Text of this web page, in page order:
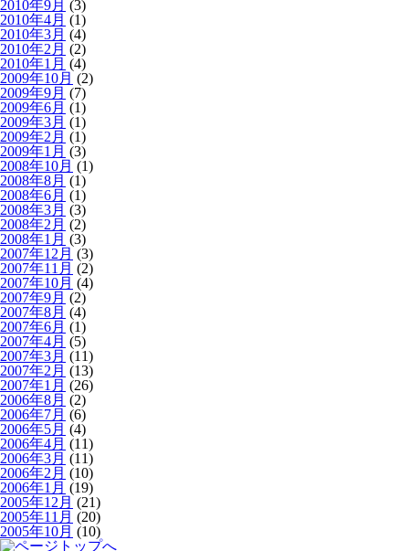
2010年9月 (3)
2010年4月 (1)
2010年3月 (4)
2010年2月 (2)
2010年1月 (4)
2009年10月 (2)
2009年9月 (7)
2009年6月 (1)
2009年3月 (1)
2009年2月 (1)
2009年1月 (3)
2008年10月 (1)
2008年8月 (1)
2008年6月 (1)
2008年3月 (3)
2008年2月 (2)
2008年1月 (3)
2007年12月 (3)
2007年11月 (2)
2007年10月 (4)
2007年9月 (2)
2007年8月 (4)
2007年6月 (1)
2007年4月 (5)
2007年3月 (11)
2007年2月 (13)
2007年1月 (26)
2006年8月 (2)
2006年7月 (6)
2006年5月 (4)
2006年4月 (11)
2006年3月 (11)
2006年2月 (10)
2006年1月 (19)
2005年12月 (21)
2005年11月 (20)
2005年10月 (10)